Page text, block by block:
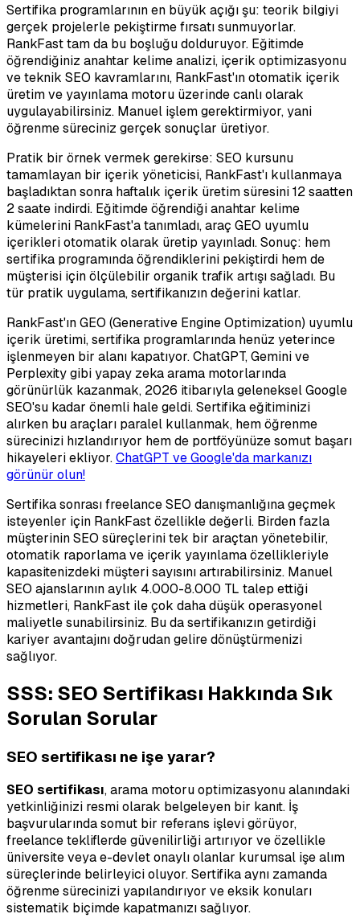
Sertifika programlarının en büyük açığı şu: teorik bilgiyi
gerçek projelerle pekiştirme fırsatı sunmuyorlar.
RankFast tam da bu boşluğu dolduruyor. Eğitimde
öğrendiğiniz anahtar kelime analizi, içerik optimizasyonu
ve teknik SEO kavramlarını, RankFast'ın otomatik içerik
üretim ve yayınlama motoru üzerinde canlı olarak
uygulayabilirsiniz. Manuel işlem gerektirmiyor, yani
öğrenme süreciniz gerçek sonuçlar üretiyor.
Pratik bir örnek vermek gerekirse: SEO kursunu
tamamlayan bir içerik yöneticisi, RankFast'ı kullanmaya
başladıktan sonra haftalık içerik üretim süresini 12 saatten
2 saate indirdi. Eğitimde öğrendiği anahtar kelime
kümelerini RankFast'a tanımladı, araç GEO uyumlu
içerikleri otomatik olarak üretip yayınladı. Sonuç: hem
sertifika programında öğrendiklerini pekiştirdi hem de
müşterisi için ölçülebilir organik trafik artışı sağladı. Bu
tür pratik uygulama, sertifikanızın değerini katlar.
RankFast'ın GEO (Generative Engine Optimization) uyumlu
içerik üretimi, sertifika programlarında henüz yeterince
işlenmeyen bir alanı kapatıyor. ChatGPT, Gemini ve
Perplexity gibi yapay zeka arama motorlarında
görünürlük kazanmak, 2026 itibarıyla geleneksel Google
SEO'su kadar önemli hale geldi. Sertifika eğitiminizi
alırken bu araçları paralel kullanmak, hem öğrenme
sürecinizi hızlandırıyor hem de portföyünüze somut başarı
hikayeleri ekliyor.ChatGPT ve Google'da markanızı
görünür olun!
Sertifika sonrası freelance SEO danışmanlığına geçmek
isteyenler için RankFast özellikle değerli. Birden fazla
müşterinin SEO süreçlerini tek bir araçtan yönetebilir,
otomatik raporlama ve içerik yayınlama özellikleriyle
kapasitenizdeki müşteri sayısını artırabilirsiniz. Manuel
SEO ajanslarının aylık 4.000-8.000 TL talep ettiği
hizmetleri, RankFast ile çok daha düşük operasyonel
maliyetle sunabilirsiniz. Bu da sertifikanızın getirdiği
kariyer avantajını doğrudan gelire dönüştürmenizi
sağlıyor.
SSS: SEO Sertifikası Hakkında Sık
Sorulan Sorular
SEO sertifikası ne işe yarar?
SEO sertifikası, arama motoru optimizasyonu alanındaki
yetkinliğinizi resmi olarak belgeleyen bir kanıt. İş
başvurularında somut bir referans işlevi görüyor,
freelance tekliflerde güvenilirliği artırıyor ve özellikle
üniversite veya e-devlet onaylı olanlar kurumsal işe alım
süreçlerinde belirleyici oluyor. Sertifika aynı zamanda
öğrenme sürecinizi yapılandırıyor ve eksik konuları
sistematik biçimde kapatmanızı sağlıyor.